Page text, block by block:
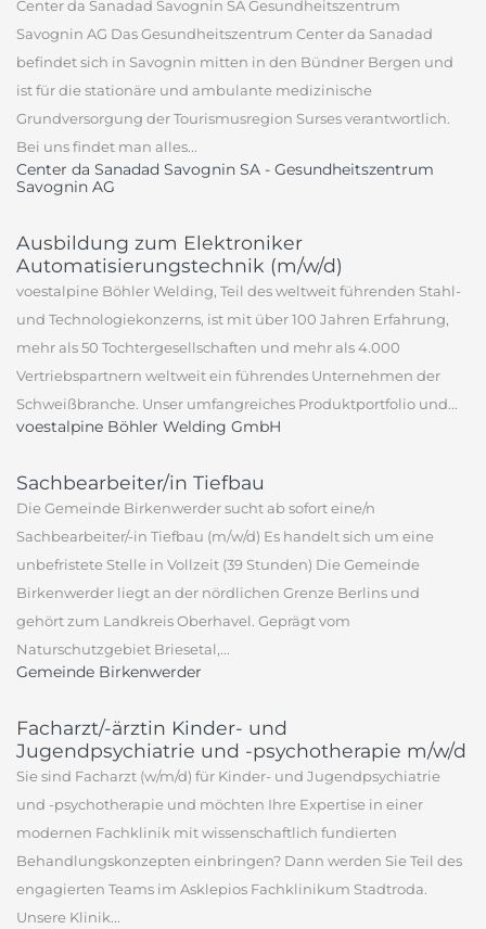
Center da Sanadad Savognin SA Gesundheitszentrum
Savognin AG Das Gesundheitszentrum Center da Sanadad
befindet sich in Savognin mitten in den Bündner Bergen und
ist für die stationäre und ambulante medizinische
Grundversorgung der Tourismusregion Surses verantwortlich.
Bei uns findet man alles...
Center da Sanadad Savognin SA - Gesundheitszentrum
Savognin AG
Ausbildung zum Elektroniker
Automatisierungstechnik (m/w/d)
voestalpine Böhler Welding, Teil des weltweit führenden Stahl-
und Technologiekonzerns, ist mit über 100 Jahren Erfahrung,
mehr als 50 Tochtergesellschaften und mehr als 4.000
Vertriebspartnern weltweit ein führendes Unternehmen der
Schweißbranche. Unser umfangreiches Produktportfolio und...
voestalpine Böhler Welding GmbH
Sachbearbeiter/in Tiefbau
Die Gemeinde Birkenwerder sucht ab sofort eine/n
Sachbearbeiter/-in Tiefbau (m/w/d) Es handelt sich um eine
unbefristete Stelle in Vollzeit (39 Stunden) Die Gemeinde
Birkenwerder liegt an der nördlichen Grenze Berlins und
gehört zum Landkreis Oberhavel. Geprägt vom
Naturschutzgebiet Briesetal,...
Gemeinde Birkenwerder
Facharzt/-ärztin Kinder- und
Jugendpsychiatrie und -psychotherapie m/w/d
Sie sind Facharzt (w/m/d) für Kinder- und Jugendpsychiatrie
und -psychotherapie und möchten Ihre Expertise in einer
modernen Fachklinik mit wissenschaftlich fundierten
Behandlungskonzepten einbringen? Dann werden Sie Teil des
engagierten Teams im Asklepios Fachklinikum Stadtroda.
Unsere Klinik...